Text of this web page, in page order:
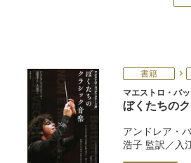
書籍
マエストロ・バ
ぼくたちの
アンドレア・
浩子 監訳／ 入